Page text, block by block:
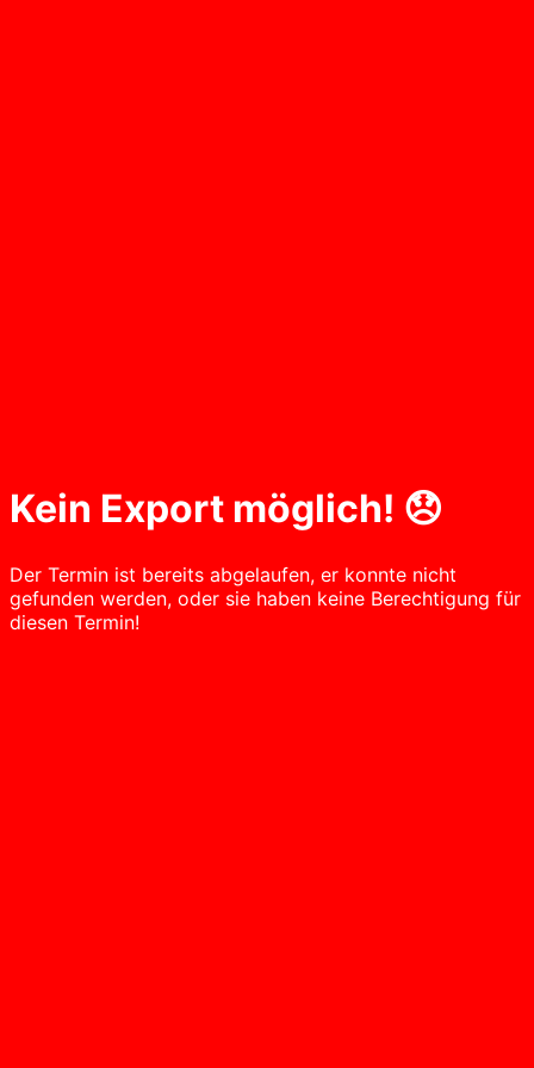
Kein Export möglich! 😞
Der Termin ist bereits abgelaufen, er konnte nicht
gefunden werden, oder sie haben keine Berechtigung für
diesen Termin!